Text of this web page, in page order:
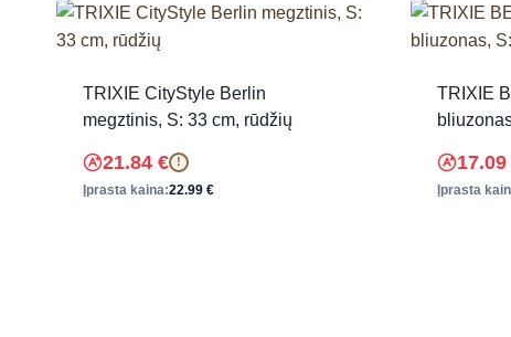
TRIXIE CityStyle Berlin
megztinis, S: 33 cm, rūdžių
21.84 € !
Įprasta kaina:22.99 €
TRIXIE
17.09
Įprasta